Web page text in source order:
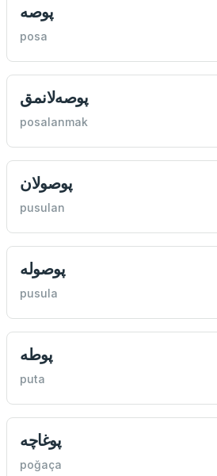
پوصه
posa
پوصه‌لانمق
posalanmak
پوصولان
pusulan
پوصوله
pusula
پوطه
puta
پوغاچه
poğaça